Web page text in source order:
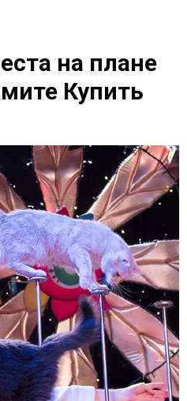
на плане
Купить